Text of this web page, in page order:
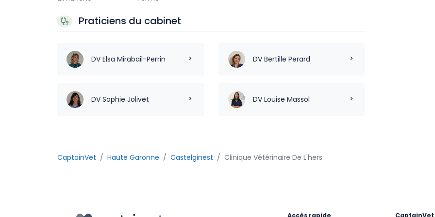
Praticiens du cabinet
DV Elsa Mirabail-Perrin DV Bertille Perard
DV Sophie Jolivet DV Louise Massol
CaptainVet Haute Garonne Castelginest Clinique Vétérinaire De L'hers